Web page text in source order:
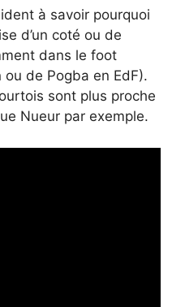
à savoir pourquoi
d’un coté ou de
dans le foot
de Pogba en EdF).
sont plus proche
Nueur par exemple.